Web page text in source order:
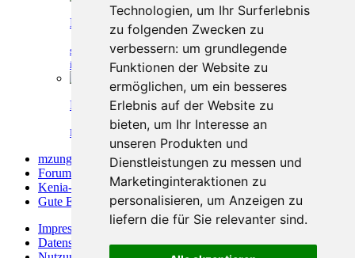
Technologien, um Ihr Surferlebnis
zu folgenden Zwecken zu
verbessern: um grundlegende
Funktionen der Website zu
ermöglichen, um ein besseres
Erlebnis auf der Website zu
bieten, um Ihr Interesse an
unseren Produkten und
Dienstleistungen zu messen und
Marketinginteraktionen zu
personalisieren, um Anzeigen zu
liefern die für Sie relevanter sind.
Neuer Ausweis für Kenianer
schrauber1201-19. April 2019, 19:48- Arbeit und Selbstständig
in Kenia
Herzlich willkommen skorpion
Mzungu -22. Mai 2019, 14:38 -Willkommen
mzungu.info
»
Forum
Kenia-Forum
»
Gute Erlebnisse in Kenia »
Impressum
Datenschutzerklärung